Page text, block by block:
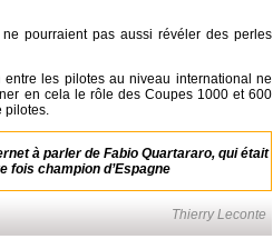
pourraient pas aussi révéler des perles
les pilotes au niveau international ne
en cela le rôle des Coupes 1000 et 600
pilotes.
à parler de Fabio Quartararo, qui était
fois champion d’Espagne
Thierry Leconte